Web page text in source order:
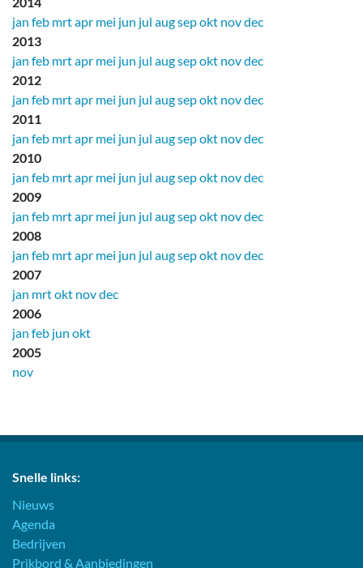
jan feb mrtapr mei jun jul augsepokt novdec
2013
jan feb mrtapr mei jun jul augsepokt novdec
2012
jan feb mrtapr mei jun jul augsepokt novdec
2011
jan feb mrtapr mei jun jul augsepokt novdec
2010
jan feb mrtapr mei jun jul augsepokt novdec
2009
jan feb mrtapr mei jun jul augsepokt novdec
2008
jan feb mrtapr mei jun jul augsepokt novdec
2007
jan mrtokt novdec
2006
jan feb jun okt
2005
nov
Snelle links:
Nieuws
Agenda
Bedrijven
Prikbord & Aanbiedingen